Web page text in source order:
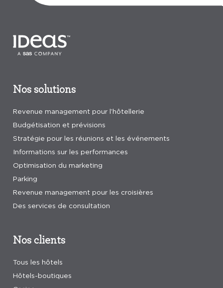
Nos solutions
Revenue management pour l’hôtellerie
Budgétisation et prévisions
Stratégie pour les réunions et les événements
Informations sur les performances
Optimisation du marketing
Parking
Revenue management pour les croisières
Des services de consultation
Nos clients
Tous les hôtels
Hôtels-boutiques